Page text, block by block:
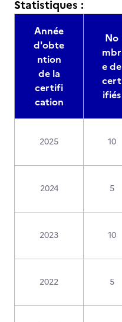
Statistiques :
Année
d'obte
ntion
de la
certifi
cation
No
mbr
e de
cert
ifiés
2025 10
2024 5
2023 10
2022 5